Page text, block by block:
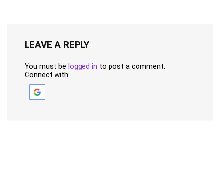
LEAVE A REPLY
You must be logged in to post a comment.
Connect with: